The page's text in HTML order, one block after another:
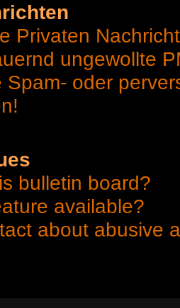
Privaten
ungewollte
Spam- oder
bulletin board?
available?
about abusive